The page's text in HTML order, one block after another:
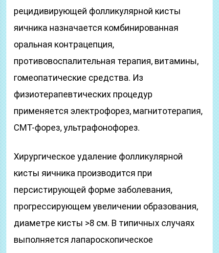
рецидивирующей фолликулярной кисты
яичника назначается комбинированная
оральная контрацепция,
противовоспалительная терапия, витамины,
гомеопатические средства. Из
физиотерапевтических процедур
применяется электрофорез, магнитотерапия,
СМТ-форез, ультрафонофорез.
Хирургическое удаление фолликулярной
кисты яичника производится при
персистирующей форме заболевания,
прогрессирующем увеличении образования,
диаметре кисты >8 см. В типичных случаях
выполняется лапароскопическое